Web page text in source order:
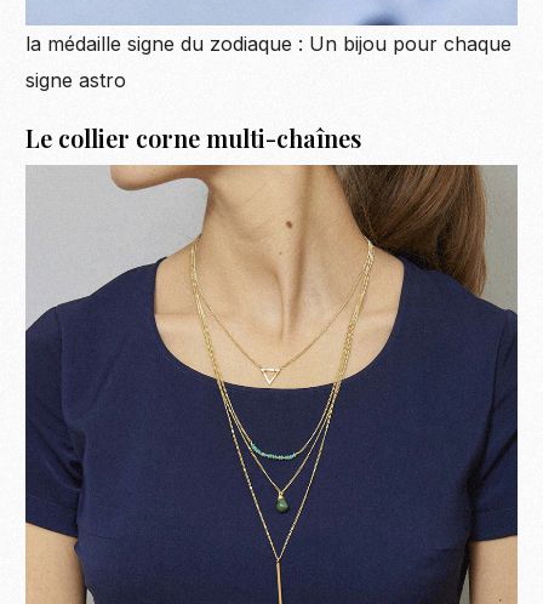
la médaille signe du zodiaque : Un bijou pour chaque
signe astro
Le collier corne multi-chaînes